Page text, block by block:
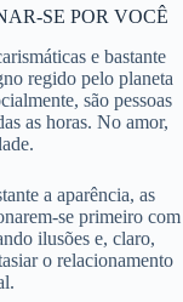
SE POR VOCÊ
e bastante
regido pelo planeta
são pessoas
as horas. No amor,
a aparência, as
se primeiro com
ilusões e, claro,
o relacionamento